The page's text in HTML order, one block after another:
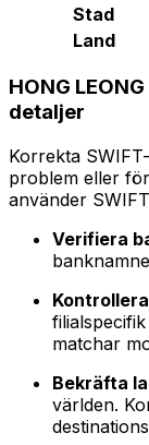
Stad
Land
HONG
detaljer
Korrekta
problem eller
använder
Verifiera
matchar
Bekräfta
världen.